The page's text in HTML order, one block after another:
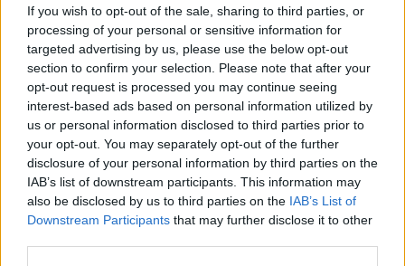
If you wish to opt-out of the sale, sharing to third parties, or
processing of your personal or sensitive information for
targeted advertising by us, please use the below opt-out
section to confirm your selection. Please note that after your
opt-out request is processed you may continue seeing
interest-based ads based on personal information utilized by
us or personal information disclosed to third parties prior to
your opt-out. You may separately opt-out of the further
disclosure of your personal information by third parties on the
IAB’s list of downstream participants. This information may
also be disclosed by us to third parties on the IAB’s List of
Downstream Participants that may further disclose it to other
Изкуствен интелект за първи път
създаде нови жизнеспособни вируси
07.08.2026 / 15:30